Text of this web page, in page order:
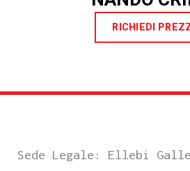
RICHIEDI
Sede Legale: Ellebi